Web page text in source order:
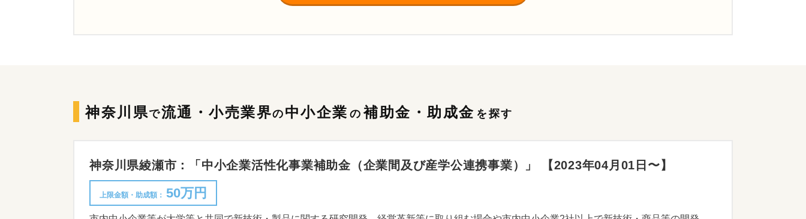
神奈川県で流通・小売業界の 中小企業 の 補助金・助成金 を探す
神奈川県綾瀬市：「中小企業活性化事業補助金（企業間及び産学公連携事業）」 【2023年04月01日〜】
上限金額・助成額： 50万円